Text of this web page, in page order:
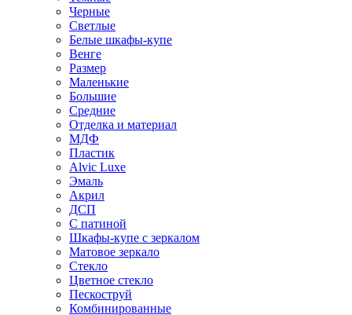
Черные
Светлые
Белые шкафы-купе
Венге
Размер
Маленькие
Большие
Средние
Отделка и материал
МДФ
Пластик
Alvic Luxe
Эмаль
Акрил
ДСП
С патиной
Шкафы-купе с зеркалом
Матовое зеркало
Стекло
Цветное стекло
Пескоструй
Комбинированные